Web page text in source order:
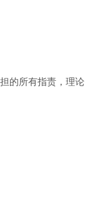
的所有指责，理论